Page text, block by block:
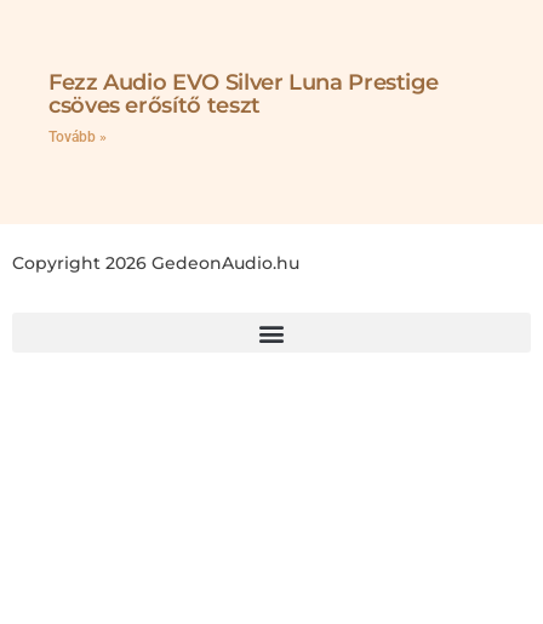
Fezz Audio EVO Silver Luna Prestige
csöves erősítő teszt
Tovább »
Copyright 2026 GedeonAudio.hu